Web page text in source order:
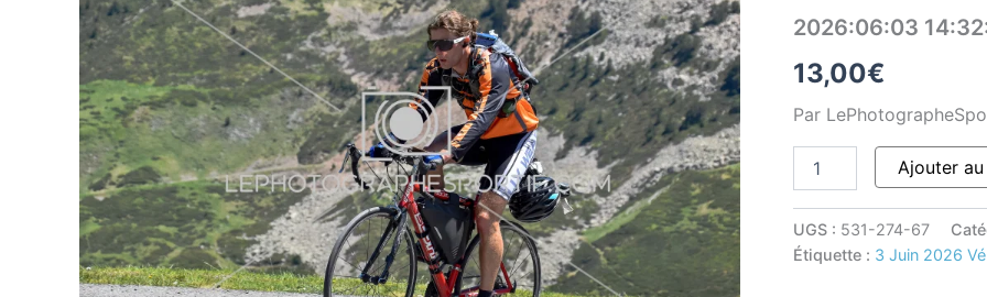
2026:06:03
13,00€
Par
ROM_1082
Ajouter
UGS : 531-274-67
Étiquette : 3 Juin 2026